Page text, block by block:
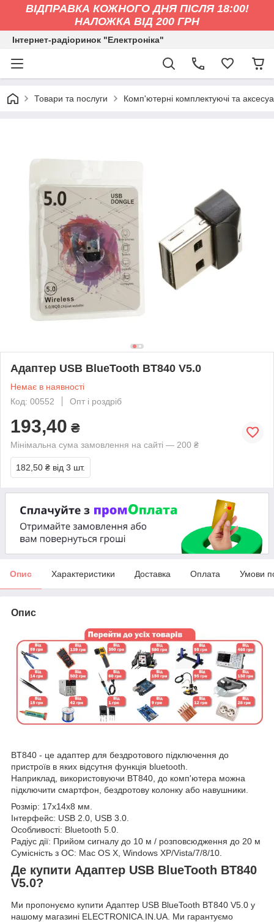
ВІДПРАВКА КОЖНОГО ДНЯ ПІСЛЯ 18:00!
НАЛОЖКА ВІД 200 ГРН
Інтернет-радіоринок "Електроніка"
Товари та послуги Комп'ютерні комплектуючі та
Адаптер USB BlueTooth BT840 V5.0
Немає в наявності
Код: 00552
Опт і роздріб
193,40 ₴
Мінімальна сума замовлення на сайті — 200 ₴
182,50 ₴ від 3 шт.
Опис Характеристики Доставка Оплата Умови
Опис
BT840 - це адаптер для бездротового підключення до
пристроїв в яких відсутня функція bluetooth.
Наприклад, використовуючи BT840, до комп'ютера можна
підключити смартфон, бездротову колонку або навушники.
Розмір: 17х14х8 мм.
Інтерфейс: USB 2.0, USB 3.0.
Особливості: Bluetooth 5.0.
Радіус дії: Прийом сигналу до 10 м / розповсюдження до 20 м
Сумісність з ОС: Mac OS X, Windows XP/Vista/7/8/10.
Де купити Адаптер USB BlueTooth BT840
V5.0?
Ми пропонуємо купити Адаптер USB BlueTooth BT840 V5.0 у
нашому магазині ELECTRONICA.IN.UA. Ми гарантуємо